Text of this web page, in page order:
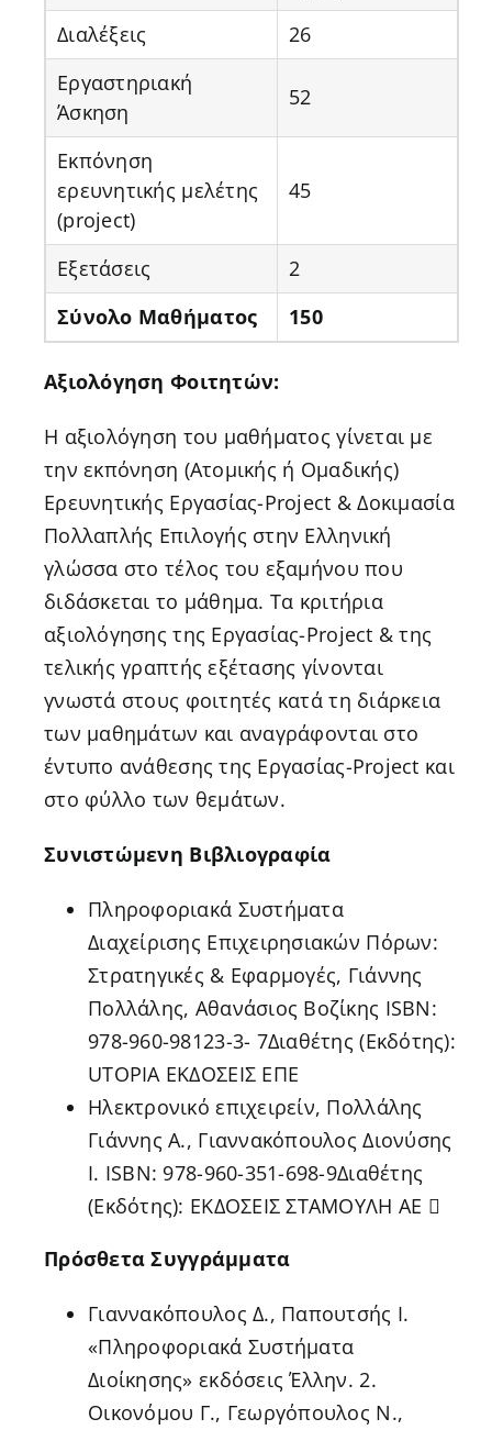
Διαλέξεις
26
Εργαστηριακή
Άσκηση
52
Εκπόνηση
ερευνητικής μελέτης
(project)
45
Εξετάσεις
2
Σύνολο Μαθήματος
150
Αξιολόγηση Φοιτητών:
Η αξιολόγηση του μαθήματος γίνεται με
την εκπόνηση (Ατομικής ή Ομαδικής)
Ερευνητικής Εργασίας-Project & Δοκιμασία
Πολλαπλής Επιλογής στην Ελληνική
γλώσσα στο τέλος του εξαμήνου που
διδάσκεται το μάθημα. Τα κριτήρια
αξιολόγησης της Εργασίας-Project & της
τελικής γραπτής εξέτασης γίνονται
γνωστά στους φοιτητές κατά τη διάρκεια
των μαθημάτων και αναγράφονται στο
έντυπο ανάθεσης της Εργασίας-Project και
στο φύλλο των θεμάτων.
Συνιστώμενη Βιβλιογραφία
Πληροφοριακά Συστήματα
Διαχείρισης Επιχειρησιακών Πόρων:
Στρατηγικές & Εφαρμογές, Γιάννης
Πολλάλης, Αθανάσιος Βοζίκης ISBN:
978-960-98123-3- 7Διαθέτης (Εκδότης):
UTOPIA ΕΚΔΟΣΕΙΣ ΕΠΕ
Ηλεκτρονικό επιχειρείν, Πολλάλης
Γιάννης Α., Γιαννακόπουλος Διονύσης
Ι. ISBN: 978-960-351-698-9Διαθέτης
(Εκδότης): ΕΚΔΟΣΕΙΣ ΣΤΑΜΟΥΛΗ ΑΕ 
Πρόσθετα Συγγράμματα
Γιαννακόπουλος Δ., Παπουτσής Ι.
«Πληροφοριακά Συστήματα
Διοίκησης» εκδόσεις Έλλην. 2.
Οικονόμου Γ., Γεωργόπουλος Ν.,